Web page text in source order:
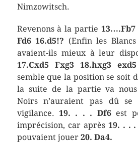
Nimzowitsch.
Revenons à la partie 13….Fb7
Fd6 16.d5!? (Enfin les
avaient-ils mieux à leur
17.Cxd5 Fxg3 18.hxg3
semble que la position se soit
la suite de la partie va
Noirs n’auraient pas dû
vigilance. 19. . . . Df6est
imprécision, car après 19. . . .
pouvaient jouer 20. Da4.